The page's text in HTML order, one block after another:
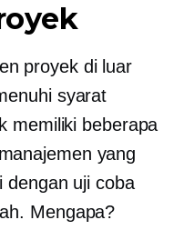
proyek di luar
syarat
memiliki beberapa
yang
dengan uji coba
Mengapa?